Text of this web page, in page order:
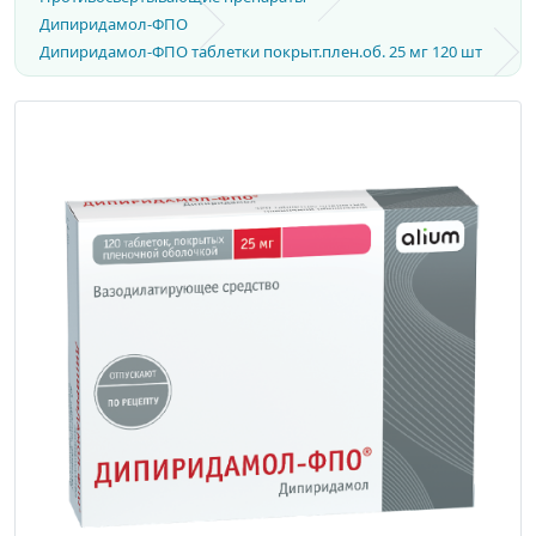
Дипиридамол-ФПО
Дипиридамол-ФПО таблетки покрыт.плен.об. 25 мг 120 шт